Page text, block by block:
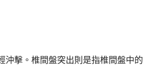
沖擊。椎間盤突出則是指椎間盤中的